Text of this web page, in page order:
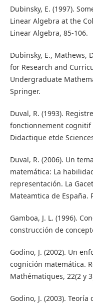
Dubinsky, E. (1997).
Linear Algebra at the
Linear Algebra, 85-106.
Dubinsky, E., Mathews,
for Research and
Undergraduate
Springer.
Duval, R. (1993).
fonctionnement cognitif
Didactique etde
Duval, R. (2006). Un
matemática: La
representación. La
Mateamtica de España.
Gamboa, J. L. (1996).
construcción de
Godino, J. (2002). Un
cognición matemática.
Mathématiques, 22(2 y
Godino, J. (2003).